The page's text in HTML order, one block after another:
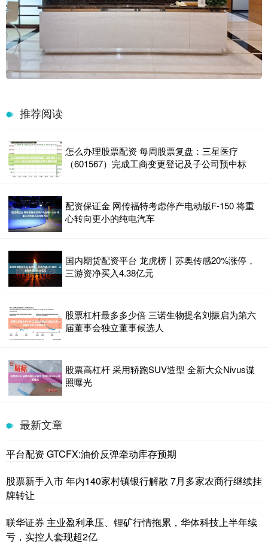
推荐阅读
怎么办理股票配资 每周股票复盘：三星医疗
（601567）完成工商变更登记及子公司预中标
配资保证金 网传福特考虑停产电动版F-150 将重
心转向更小的纯电汽车
国内期货配资平台 龙虎榜丨苏奥传感20%涨停，
三游资净买入4.38亿元
股票杠杆最多多少倍 三诺生物提名刘振启为第六
届董事会独立董事候选人
股票高杠杆 采用轿跑SUV造型 全新大众Nivus谍
照曝光
最新文章
平台配资 GTCFX:油价反弹牵动库存预期
股票新手入市 年内140家村镇银行解散 7月多家农商行继续挂
牌转让
联华证券 主业盈利承压、锂矿行情拖累，华体科技上半年续
亏，实控人套现超2亿